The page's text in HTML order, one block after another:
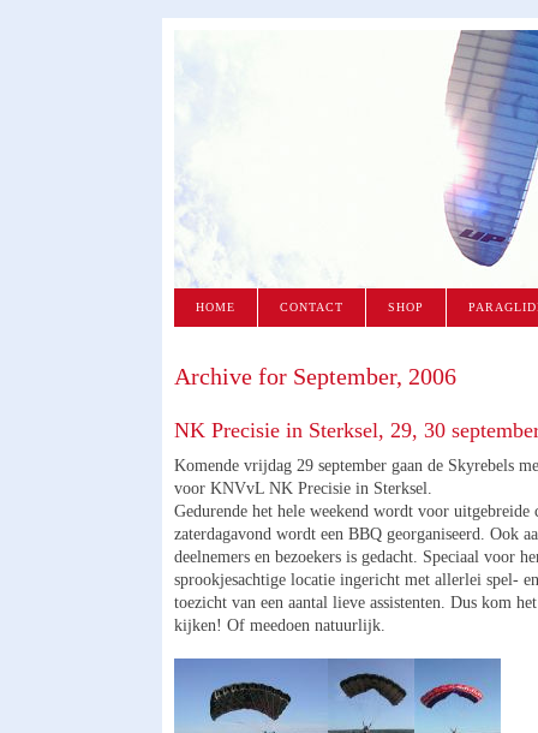
HOME CONTACT SHOP
Archive for September, 2006
NK Precisie in Sterksel, 29, 30
Komende vrijdag 29 september gaan de Skyrebels
voor KNVvL NK Precisie in Sterksel.
Gedurende het hele weekend wordt voor uitgebreide
zaterdagavond wordt een BBQ georganiseerd. Ook
deelnemers en bezoekers is gedacht. Speciaal voor
sprookjesachtige locatie ingericht met allerlei spel-
toezicht van een aantal lieve assistenten. Dus kom
kijken! Of meedoen natuurlijk.